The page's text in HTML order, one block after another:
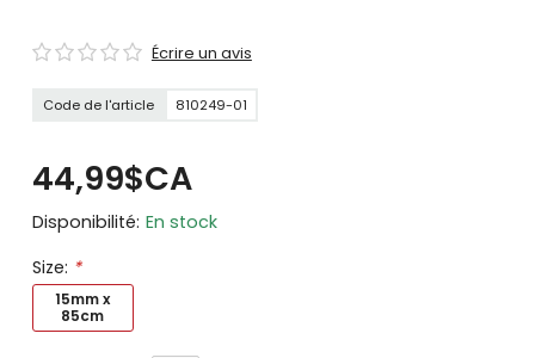
Écrire un avis
Code de l'article 810249-01
44,99$CA
Disponibilité: En stock
Size: *
15mm x
85cm